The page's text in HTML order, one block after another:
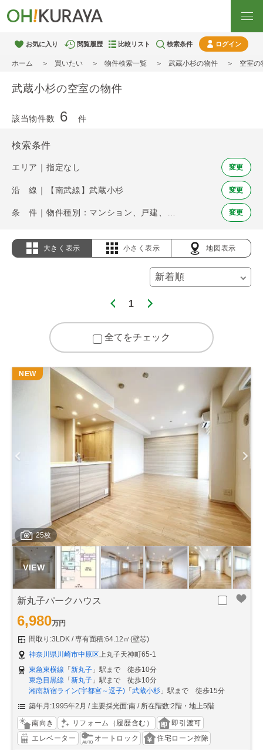
お気に入り 閲覧履歴 比較リスト 検索条件 ログイン
ホーム 買いたい 物件検索一覧 武蔵小杉の物件 空室の
武蔵小杉の空室の物件
該当物件数 6 件
検索条件
エリア｜指定なし 変更
沿 線｜【南武線】武蔵小杉 変更
変更
大きく表示 小さく表示 地図表示
1
全てをチェック
25枚
NEW
新丸子パークハウス
6,980万円
間取り:3LDK
専有面積:64.12㎡(壁芯)
神奈川県川崎市中原区上丸子天神町65-1
東急東横線 「 新丸子 」駅まで 徒歩10分
東急目黒線 「 新丸子 」駅まで 徒歩10分
湘南新宿ライン(宇都宮～逗子) 「 武蔵小杉 」駅まで 徒歩15分
築年月:1995年2月
主要採光面:南 所在階数:2階・地上5階
南向き リフォーム（履歴含む）
即引渡可
エレベーター
オートロック 住宅ローン控除